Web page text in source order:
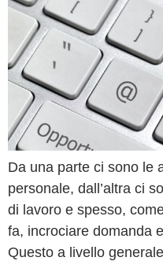
Da una parte ci sono le
personale, dall’altra ci
di lavoro e spesso,
fa, incrociare domanda
Questo a livello